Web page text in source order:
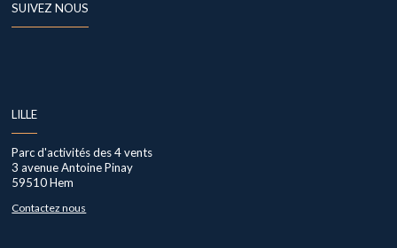
SUIVEZ NOUS
LILLE
Parc d'activités des 4 vents
3 avenue Antoine Pinay
59510 Hem
Contactez nous